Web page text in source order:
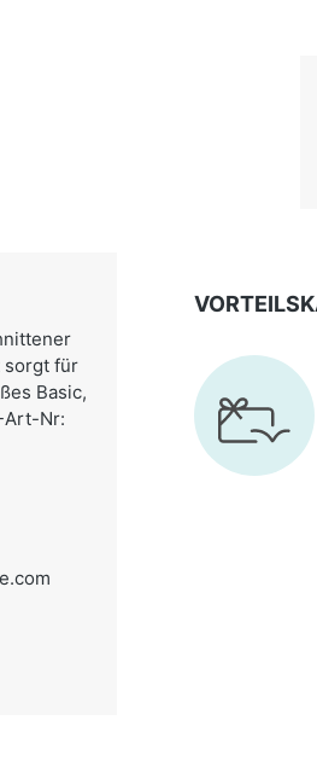
sorgt für
Basic,
Art-Nr: